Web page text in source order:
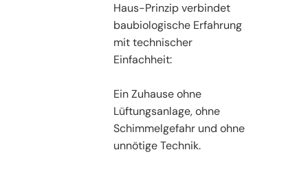
Haus-Prinzip verbindet
baubiologische Erfahrung
mit technischer
Einfachheit:
Ein Zuhause ohne
Lüftungsanlage, ohne
Schimmelgefahr und ohne
unnötige Technik.